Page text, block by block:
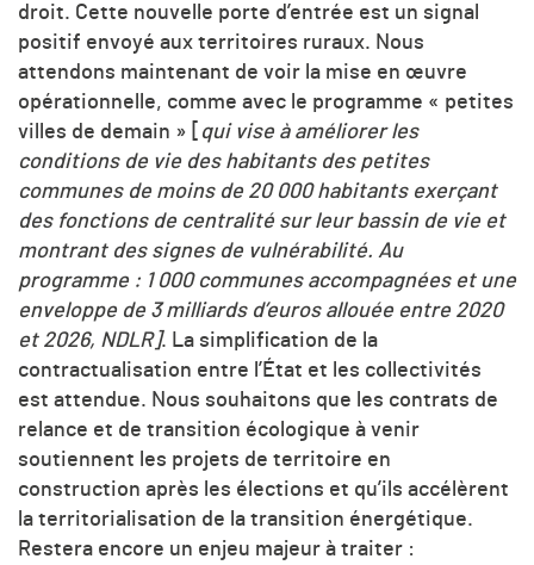
droit. Cette nouvelle porte d’entrée est un signal
positif envoyé aux territoires ruraux. Nous
attendons maintenant de voir la mise en œuvre
opérationnelle, comme avec le programme « petites
villes de demain » [
qui vise à améliorer les
conditions de vie des habitants des petites
communes de moins de 20 000 habitants exerçant
des fonctions de centralité sur leur bassin de vie et
montrant des signes de vulnérabilité. Au
programme : 1 000 communes accompagnées et une
enveloppe de 3 milliards d’euros allouée entre 2020
et 2026, NDLR]. La simplification de la
contractualisation entre l’État et les collectivités
est attendue. Nous souhaitons que les contrats de
relance et de transition écologique à venir
soutiennent les projets de territoire en
construction après les élections et qu’ils accélèrent
la territorialisation de la transition énergétique.
Restera encore un enjeu majeur à traiter :